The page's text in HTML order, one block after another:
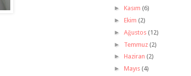
► Kasım (6)
► Ekim (2)
► Ağustos (12)
► Temmuz (2)
► Haziran (2)
► Mayıs (4)